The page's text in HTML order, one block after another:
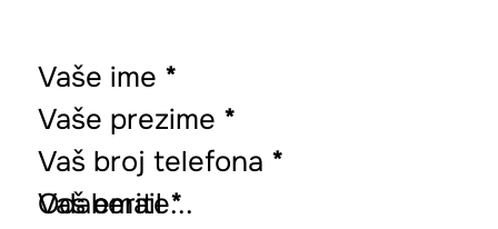
Vaše ime *
Vaše prezime *
Vaš broj telefona *
Vaš email *